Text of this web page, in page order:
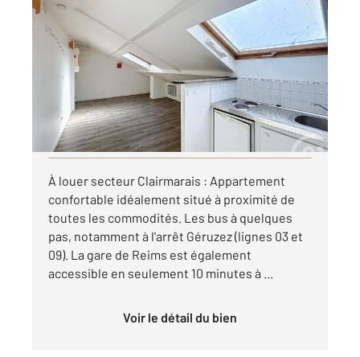
REIMS 51
14,87 m2, 1 pièce
Ref : 16498
Appartement Studio à louer
414 €
par mois charges comprises
Visiter le site dédié
À louer secteur Clairmarais : Appartement
confortable idéalement situé à proximité de
toutes les commodités. Les bus à quelques
pas, notamment à l'arrêt Géruzez (lignes 03 et
09). La gare de Reims est également
accessible en seulement 10 minutes à ...
Voir le détail du bien